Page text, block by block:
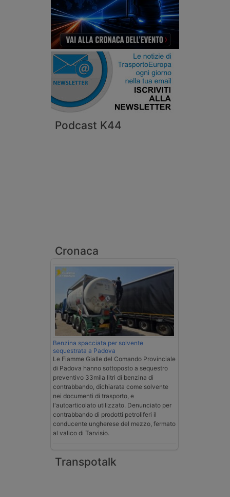
Podcast K44
Cronaca
Benzina spacciata per solvente
sequestrata a Padova
Le Fiamme Gialle del Comando Provinciale
di Padova hanno sottoposto a sequestro
preventivo 33mila litri di benzina di
contrabbando, dichiarata come solvente
nei documenti di trasporto, e
l'autoarticolato utilizzato. Denunciato per
contrabbando di prodotti petroliferi il
conducente ungherese del mezzo, fermato
al valico di Tarvisio.
Transpotalk